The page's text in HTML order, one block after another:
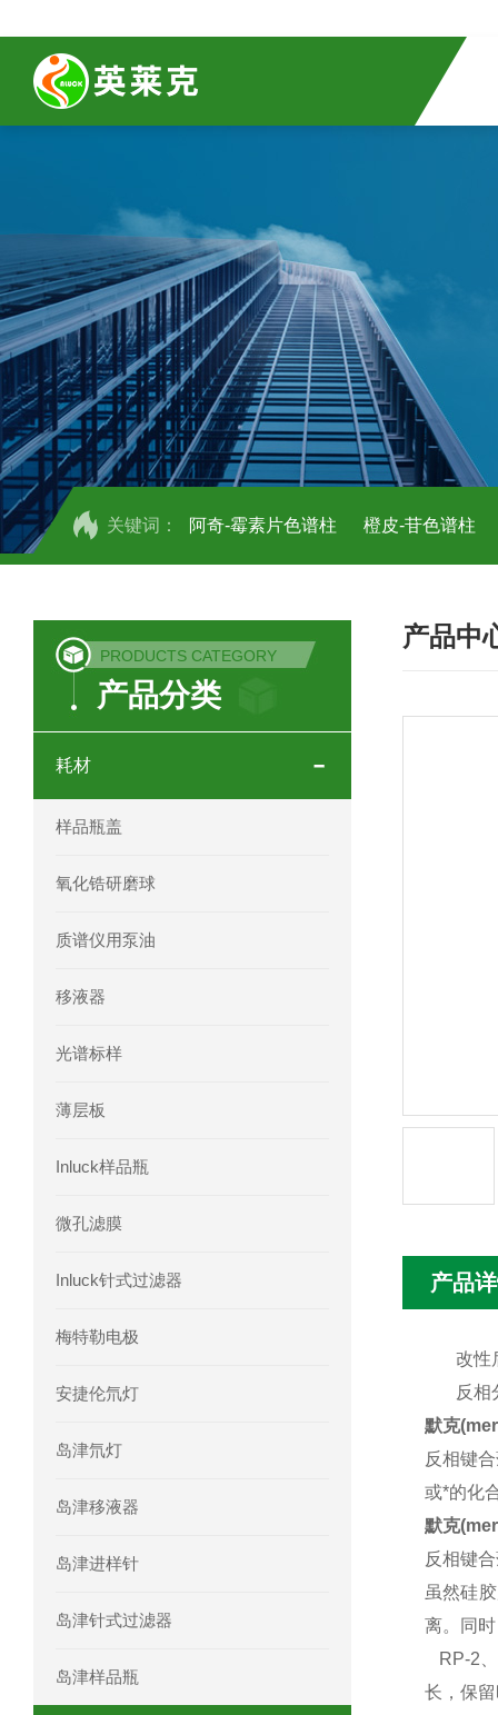
关键词： 阿奇-霉素片色谱柱 橙皮-苷色谱柱
COSMOSIL 1.8PBr五溴苯基色谱柱
菟丝子 柠檬黄色谱柱
印度Force Scientific Rubitas色谱柱
PRODUCTS CATEGORY
产品分类
耗材
样品瓶盖
氧化锆研磨球
质谱仪用泵油
移液器
光谱标样
薄层板
Inluck样品瓶
微孔滤膜
Inluck针式过滤器
梅特勒电极
安捷伦氘灯
岛津氘灯
岛津移液器
岛津进样针
岛津针式过滤器
岛津样品瓶
产品中
产品
改性
反相
默克
反相键
或*的化
默克
反相键
虽然硅
离。同
RP-2、
长，保